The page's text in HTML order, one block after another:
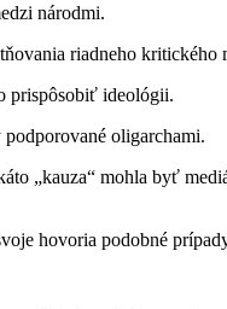
národmi.
riadneho kritického
prispôsobiť ideológii.
oligarchami.
„kauza“ mohla byť
hovoria podobné